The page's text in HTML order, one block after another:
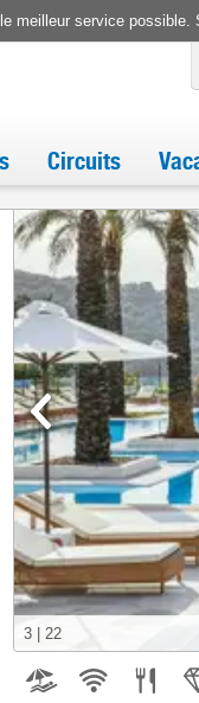
meilleur service
Circuits
3 22